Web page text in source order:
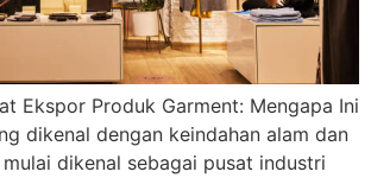
Ekspor Produk Garment: Mengapa Ini
dikenal dengan keindahan alam dan
dikenal sebagai pusat industri